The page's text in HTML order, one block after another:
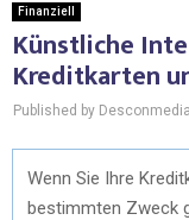
Finanziell
Künstliche
Kreditkarten
Published by
Wenn Sie Ihre
bestimmten Zweck